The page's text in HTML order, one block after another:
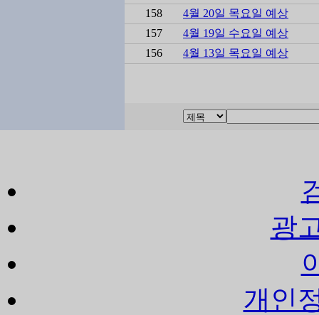
158
4월 20일 목요일 예상
157
4월 19일 수요일 예상
156
4월 13일 목요일 예상
광
개인